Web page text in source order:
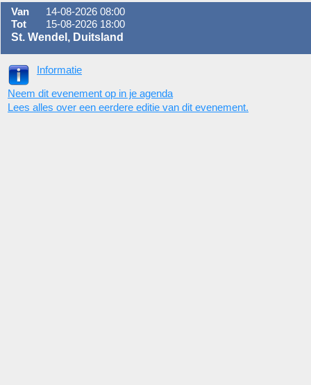
Van
14-08-2026 08:00
Tot
15-08-2026 18:00
St. Wendel, Duitsland
Informatie
Neem dit evenement op in je agenda
Lees alles over een eerdere editie van dit evenement.